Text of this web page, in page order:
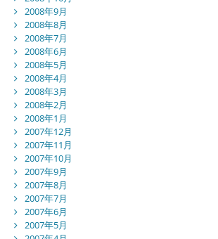
2008年9月
2008年8月
2008年7月
2008年6月
2008年5月
2008年4月
2008年3月
2008年2月
2008年1月
2007年12月
2007年11月
2007年10月
2007年9月
2007年8月
2007年7月
2007年6月
2007年5月